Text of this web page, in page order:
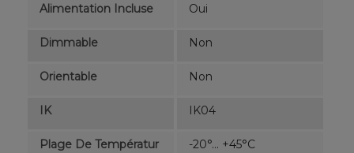
Alimentation Incluse Oui
Dimmable Non
Orientable Non
IK IK04
Plage De Températur
-20°... +45°C